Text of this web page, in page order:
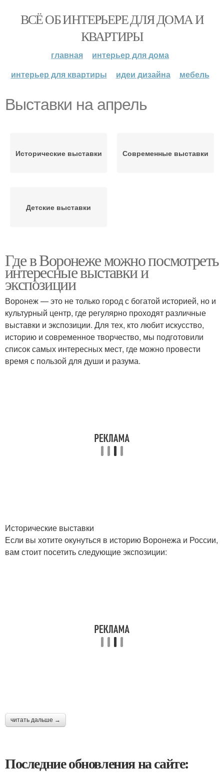
ВСЁ ОБ ИНТЕРЬЕРЕ ДЛЯ ДОМА И
КВАРТИРЫ
главная
интерьер для дома
интерьер для квартиры
идеи дизайна мебель
Выставки на апрель
Исторические выставки Современные выставки
Детские выставки
Где в Воронеже можно посмотреть
интересные выставки и
экспозиции
Воронеж — это не только город с богатой историей, но и
культурный центр, где регулярно проходят различные
выставки и экспозиции. Для тех, кто любит искусство,
историю и современное творчество, мы подготовили
список самых интересных мест, где можно провести
время с пользой для души и разума.
Исторические выставки
Если вы хотите окунуться в историю Воронежа и России,
вам стоит посетить следующие экспозиции:
читать дальше →
Последние обновления на сайте: